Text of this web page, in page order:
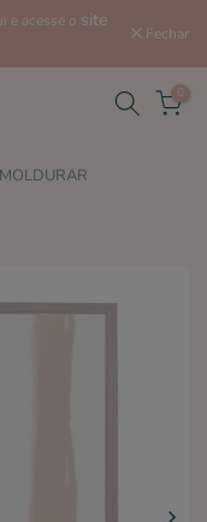
e acesse o site
Fechar
0